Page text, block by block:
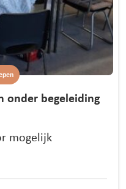
onder begeleiding
mogelijk